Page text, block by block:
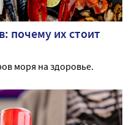
почему их стоит
моря на здоровье.